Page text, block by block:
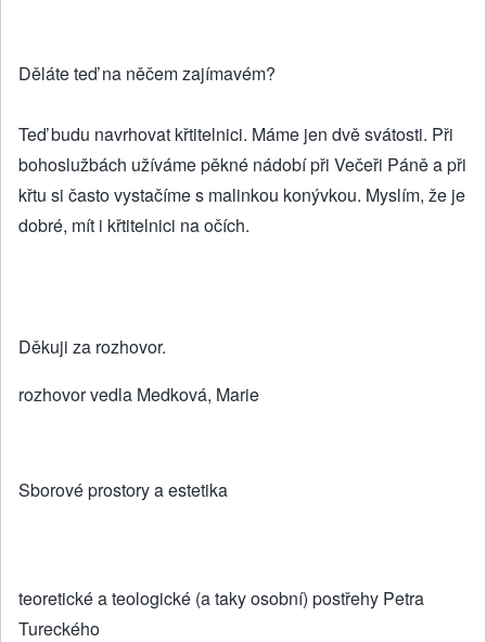
Děláte teď na něčem zajímavém?
Teď budu navrhovat křtitelnici. Máme jen dvě svátosti. Při
bohoslužbách užíváme pěkné nádobí při Večeři Páně a při
křtu si často vystačíme s malinkou konývkou. Myslím, že je
dobré, mít i křtitelnici na očích.
Děkuji za rozhovor.
rozhovor vedla Medková, Marie
Sborové prostory a estetika
teoretické a teologické (a taky osobní) postřehy Petra
Tureckého